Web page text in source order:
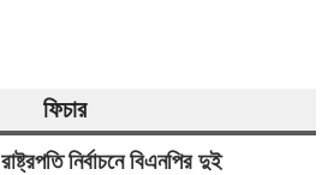
ফিচার
রাষ্ট্রপতি নির্বাচনে বিএনপির দুই